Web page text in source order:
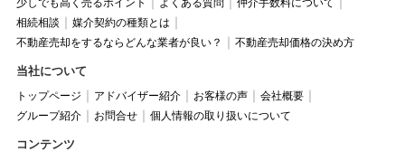
少しでも高く売るポイント
よくある質問
仲介手数料について
相続相談
媒介契約の種類とは
不動産売却をするならどんな業者が良い？
不動産売却価格の決め方
当社について
トップページ アドバイザー紹介 お客様の声
会社概要
グループ紹介
お問合せ 個人情報の取り扱いについて
コンテンツ